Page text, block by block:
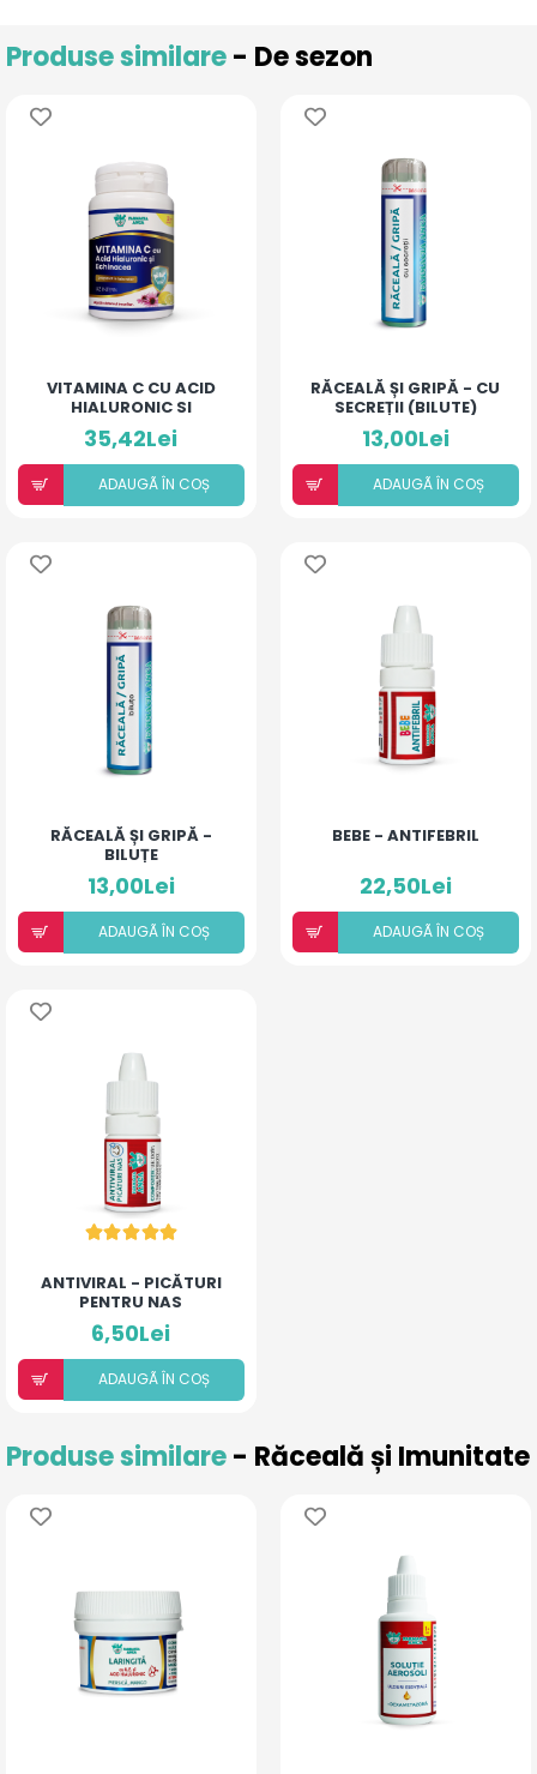
Produse similare- De sezon
VITAMINA C CU ACID
HIALURONIC SI
ECHINACEA
35,42Lei
ADAUGÃ ÎN COȘ
RĂCEALĂ ȘI GRIPĂ - CU
SECREȚII (BILUTE)
13,00Lei
ADAUGÃ ÎN COȘ
RĂCEALĂ ȘI GRIPĂ -
BILUȚE
13,00Lei
ADAUGÃ ÎN COȘ
BEBE - ANTIFEBRIL
22,50Lei
ADAUGÃ ÎN COȘ
ANTIVIRAL - PICĂTURI
PENTRU NAS
6,50Lei
ADAUGÃ ÎN COȘ
Produse similare- Răceală și Imunitate